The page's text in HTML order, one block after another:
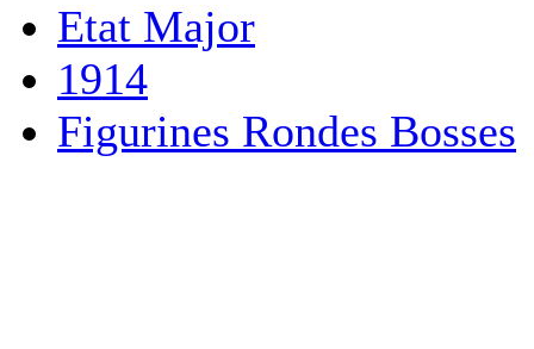
Etat Major
1914
Figurines Rondes Bosses